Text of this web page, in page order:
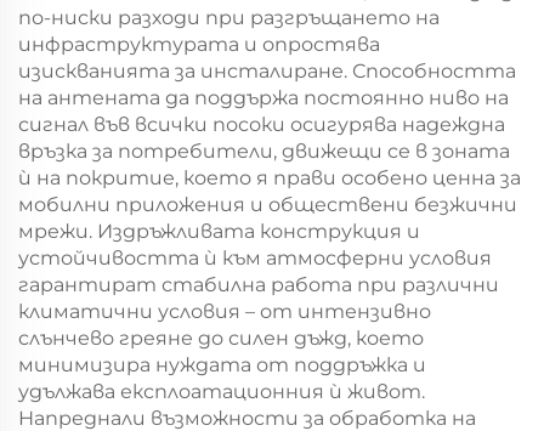
по-ниски разходи при разгръщането на
инфраструктурата и опростява
изискванията за инсталиране. Способността
на антената да поддържа постоянно ниво на
сигнал във всички посоки осигурява надеждна
връзка за потребители, движещи се в зоната
ѝ на покритие, което я прави особено ценна за
мобилни приложения и обществени безжични
мрежи. Издръжливата конструкция и
устойчивостта ѝ към атмосферни условия
гарантират стабилна работа при различни
климатични условия – от интензивно
слънчево греяне до силен дъжд, което
минимизира нуждата от поддръжка и
удължава експлоатационния ѝ живот.
Напреднали възможности за обработка на